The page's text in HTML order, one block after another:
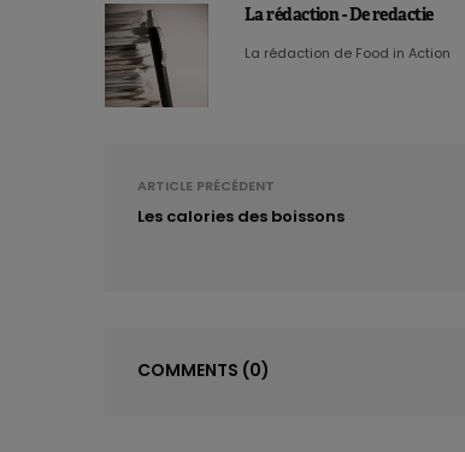
La rédaction - De redactie
La rédaction de Food in Action
ARTICLE PRÉCÉDENT
Les calories des boissons
COMMENTS (0)